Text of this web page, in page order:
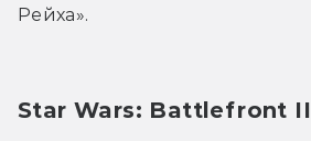
Рейха».
Star Wars: Battlefront II